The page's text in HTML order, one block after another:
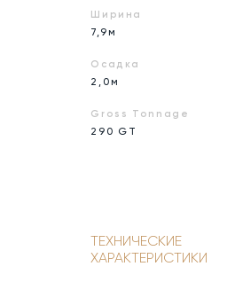
Ширина
7,9м
Осадка
2,0м
Gross Tonnage
290 GT
ТЕХНИЧЕСКИЕ
ХАРАКТЕРИСТИКИ